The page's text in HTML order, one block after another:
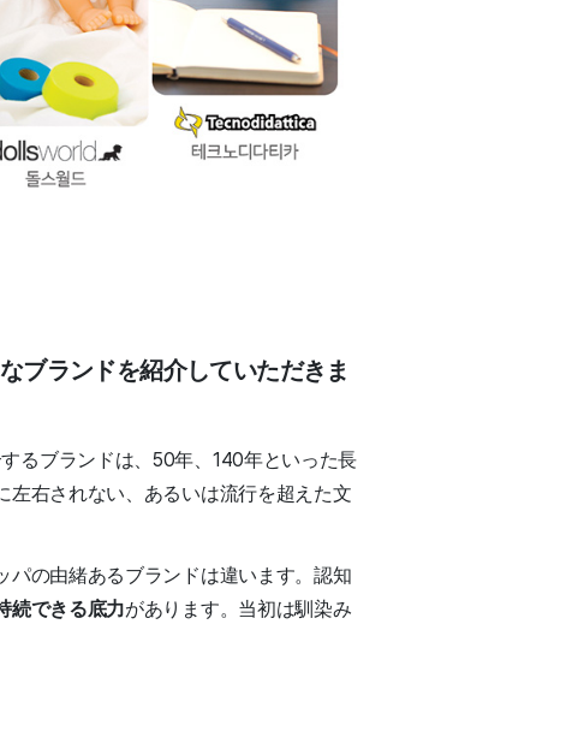
ブランドを紹介していただきま
るブランドは、50年、140年といった長
右されない、あるいは流行を超えた文
の由緒あるブランドは違います。認知
続できる底力があります。当初は馴染み